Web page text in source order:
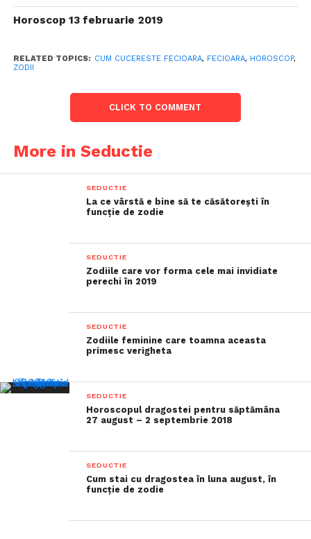
Horoscop 13 februarie 2019
RELATED TOPICS: CUM CUCERESTE FECIOARA, FECIOARA, HOROSCOP,
ZODII
CLICK TO COMMENT
More in Seductie
SEDUCTIE
La ce vârstă e bine să te căsătorești în
funcție de zodie
SEDUCTIE
Zodiile care vor forma cele mai invidiate
perechi în 2019
SEDUCTIE
Zodiile feminine care toamna aceasta
primesc verigheta
SEDUCTIE
Horoscopul dragostei pentru săptămâna
27 august – 2 septembrie 2018
SEDUCTIE
Cum stai cu dragostea în luna august, în
funcție de zodie